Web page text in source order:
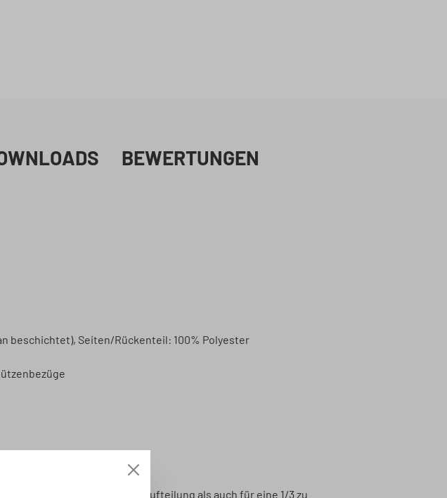
BEWERTUNGEN
beschichtet), Seiten/Rückenteil: 100% Polyester
RECARO-Sportsitze).
sein
sowohl für eine 50:50 Aufteilung als auch für eine 1/3 zu